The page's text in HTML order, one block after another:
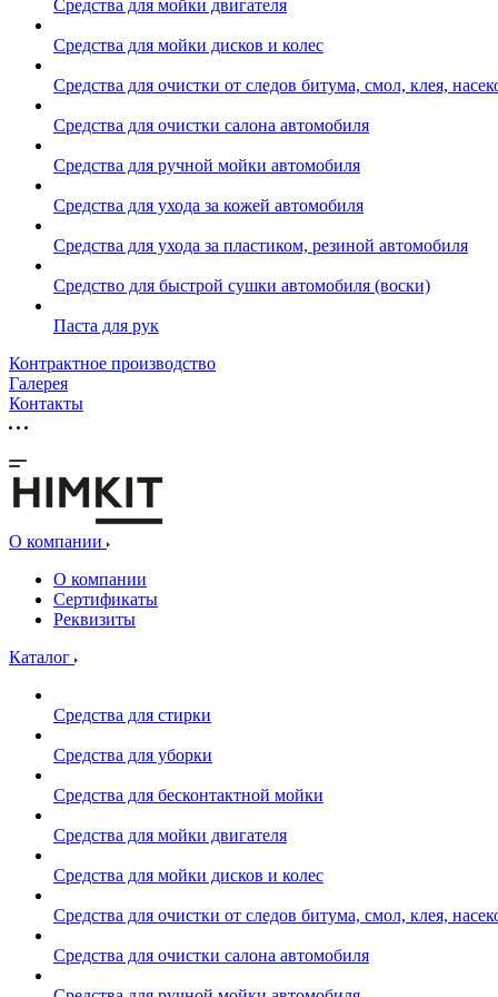
Средства для мойки двигателя
Средства для мойки дисков и колес
Средства для очистки от следов битума, смол, клея,
Средства для очистки салона автомобиля
Средства для ручной мойки автомобиля
Средства для ухода за кожей автомобиля
Средства для ухода за пластиком, резиной автомобиля
Средство для быстрой сушки автомобиля (воски)
Паста для рук
Контрактное производство
Галерея
Контакты
О компании
О компании
Сертификаты
Реквизиты
Каталог
Средства для стирки
Средства для уборки
Средства для бесконтактной мойки
Средства для мойки двигателя
Средства для мойки дисков и колес
Средства для очистки от следов битума, смол, клея,
Средства для очистки салона автомобиля